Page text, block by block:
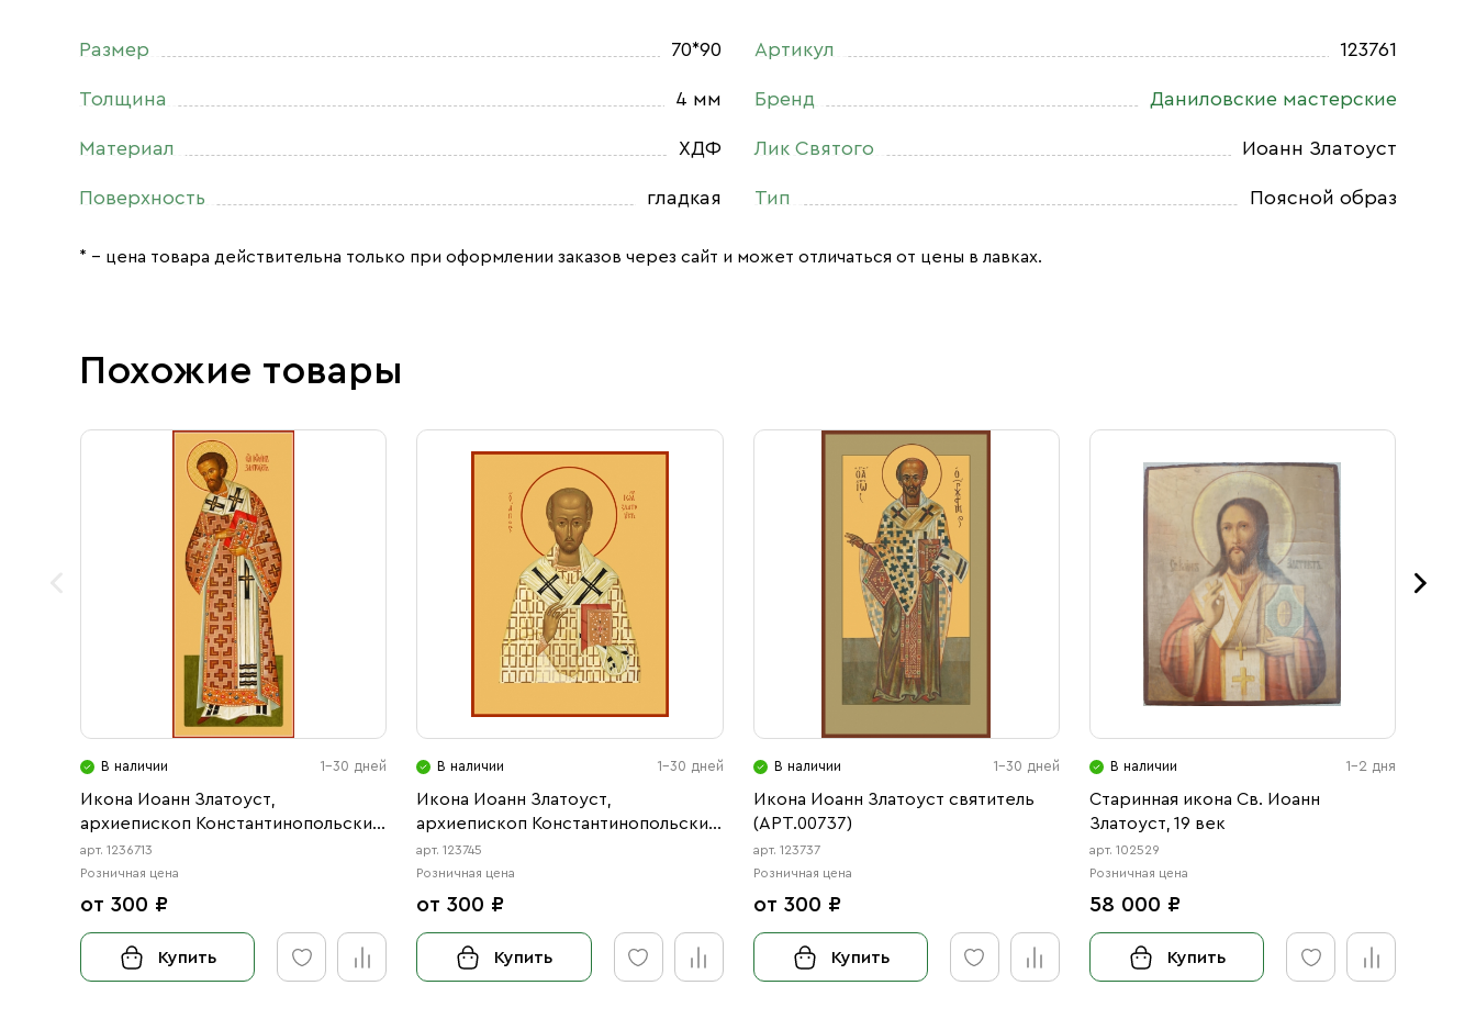
Размер 70*90
Толщина 4 мм
Материал ХДФ
Поверхность гладкая
Артикул 123761
Бренд Даниловские мастерские
Лик Святого Иоанн Златоуст
Тип Поясной образ
* – цена товара действительна только при оформлении заказов через сайт и может отличаться от цены в лавках.
Похожие товары
В наличии 1-30 дней
Икона Иоанн Златоуст,
архиепископ Константинопольский
святитель (АРТ.06713)
арт. 1236713
Розничная цена
от 300 ₽
Купить
В наличии 1-30 дней
Икона Иоанн Златоуст,
архиепископ Константинопольский
святитель (АРТ.00745)
арт. 123745
Розничная цена
от 300 ₽
Купить
В наличии 1-30 дней
Икона Иоанн Златоуст святитель
(АРТ.00737)
арт. 123737
Розничная цена
от 300 ₽
Купить
В наличии 1-2 дня
Старинная икона Св. Иоанн
Златоуст, 19 век
арт. 102529
Розничная цена
58 000 ₽
Купить